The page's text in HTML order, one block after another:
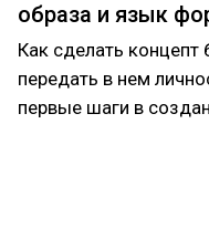
образа и язык
Как сделать
передать в нем
первые шаги в